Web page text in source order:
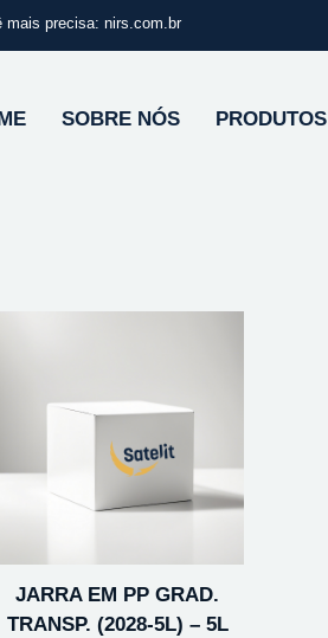
mais precisa: nirs.com.br
SOBRE NÓS PRODUTOS
JARRA EM PP GRAD.
TRANSP. (2028-5L) – 5L